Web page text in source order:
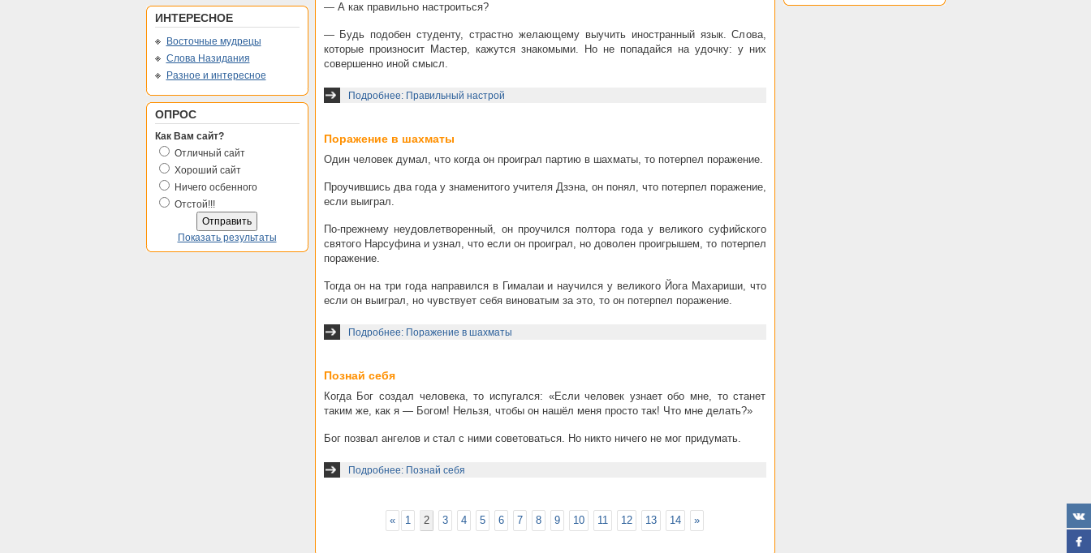
ИНТЕРЕСНОЕ
Восточные мудрецы
Слова Назидания
Разное и интересное
ОПРОС
Как Вам сайт?
Отличный сайт
Хороший сайт
Ничего осбенного
Отстой!!!
Показать результаты
— А как правильно настроиться?
— Будь подобен студенту, страстно желающему выучить иностранный язык. Слова,
которые произносит Мастер, кажутся знакомыми. Но не попадайся на удочку: у них
совершенно иной смысл.
Подробнее: Правильный настрой
Поражение в шахматы
Один человек думал, что когда он проиграл партию в шахматы, то потерпел поражение.
Проучившись два года у знаменитого учителя Дзэна, он понял, что потерпел поражение,
если выиграл.
По-прежнему неудовлетворенный, он проучился полтора года у великого суфийского
святого Нарсуфина и узнал, что если он проиграл, но доволен проигрышем, то потерпел
поражение.
Тогда он на три года направился в Гималаи и научился у великого Йога Махариши, что
если он выиграл, но чувствует себя виноватым за это, то он потерпел поражение.
Подробнее: Поражение в шахматы
Познай себя
Когда Бог создал человека, то испугался: «Если человек узнает обо мне, то станет
таким же, как я — Богом! Нельзя, чтобы он нашёл меня просто так! Что мне делать?»
Бог позвал ангелов и стал с ними советоваться. Но никто ничего не мог придумать.
Подробнее: Познай себя
« 1 2 3 4 5 6 7 8 9 10 11 12 13 14 »